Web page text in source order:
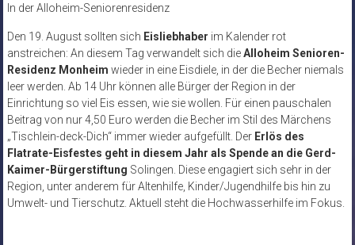
In der Alloheim-Seniorenresidenz
Den 19. August sollten sich Eisliebhaber im Kalender rot
anstreichen: An diesem Tag verwandelt sich dieAlloheim Senioren-
Residenz Monheim wieder in eine Eisdiele, in der die Becher niemals
leer werden. Ab 14 Uhr können alle Bürger der Region in der
Einrichtung so viel Eis essen, wie sie wollen. Für einen pauschalen
Beitrag von nur 4,50 Euro werden die Becher im Stil des Märchens
„Tischlein-deck-Dich“ immer wieder aufgefüllt. Der Erlös des
Flatrate-Eisfestes geht in diesem Jahr als Spende an die Gerd-
Kaimer-Bürgerstiftung Solingen. Diese engagiert sich sehr in der
Region, unter anderem für Altenhilfe, Kinder/Jugendhilfe bis hin zu
Umwelt- und Tierschutz. Aktuell steht die Hochwasserhilfe im Fokus.